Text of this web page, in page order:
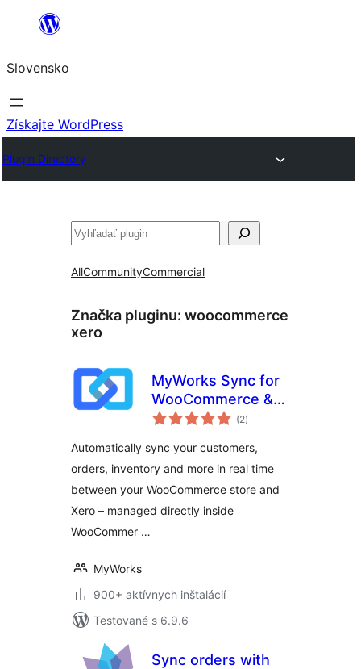
Prejsť
obsah
Slovensko
Získajte WordPress
Plugin Directory
Hľadať
AllCommunityCommercial
Značka pluginu: woocommerce
xero
MyWorks Sync for
WooCommerce &
Xero
(2celkové
hodnotenie
)
Automatically sync your customers,
orders, inventory and more in real time
between your WooCommerce store and
Xero – managed directly inside
WooCommer …
MyWorks
900+ aktívnych inštalácií
Testované s 6.9.6
Sync orders with